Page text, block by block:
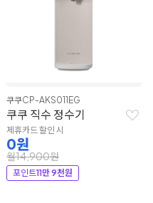
쿠쿠CP-AKS011EG
쿠쿠 직수 정수기
제휴카드 할인 시
0원
월14,900원
포인트11만 9천원